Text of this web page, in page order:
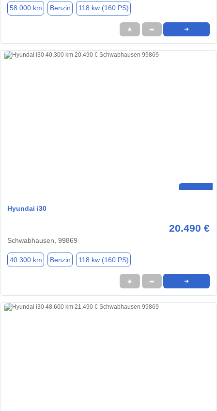
58.000 km Benzin 118 kw (160 PS)
★ ➦ ➜
Hyundai i30
20.490 €
Schwabhausen, 99869
40.300 km Benzin 118 kw (160 PS)
★ ➦ ➜